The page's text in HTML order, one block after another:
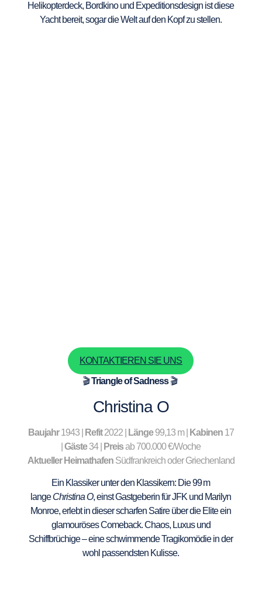
Helikopterdeck, Bordkino und Expeditionsdesign ist diese
Yacht bereit, sogar die Welt auf den Kopf zu stellen.
KONTAKTIEREN SIE UNS
🎬Triangle of Sadness🎬
Christina O
Baujahr1943 | Refit2022 | Länge99,13 m | Kabinen17
|Gäste34 | Preisab 700.000 €/Woche
Aktueller Heimathafen Südfrankreich oder Griechenland
Ein Klassiker unter den Klassikern: Die 99 m
langeChristina O, einst Gastgeberin für JFK und Marilyn
Monroe, erlebt in dieser scharfen Satire über die Elite ein
glamouröses Comeback. Chaos, Luxus und
Schiffbrüchige – eine schwimmende Tragikomödie in der
wohl passendsten Kulisse.